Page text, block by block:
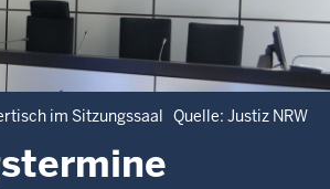
im Sitzungssaal Quelle: Justiz NRW